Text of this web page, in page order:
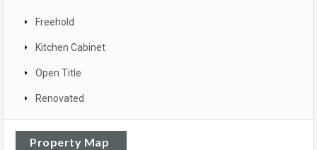
Freehold
Kitchen Cabinet
Open Title
Renovated
Property Map